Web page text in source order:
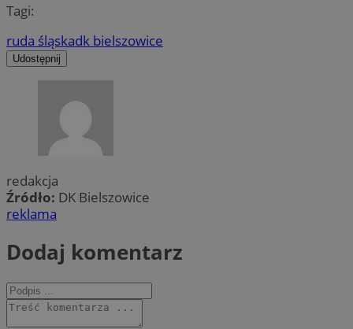
Tagi:
ruda śląskadk bielszowice
Udostępnij
redakcja
Źródło: DK Bielszowice
reklama
Dodaj komentarz